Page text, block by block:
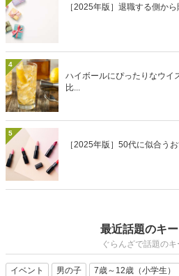
［2025年版］退職する側か
4
ハイボールにぴったりなウイ
比...
5
［2025年版］50代に似合う
最近話題のキ
ぐらんざで話題のキ
イベント 男の子 7歳～12歳（小学生）